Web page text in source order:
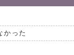
かった